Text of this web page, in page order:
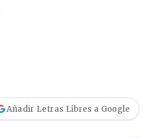
Añadir Letras Libres a Google